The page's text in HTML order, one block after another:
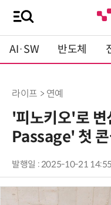
AI·SW 반도체
라이프 > 연예
'피노키오'로
Passage' 첫
발행일 : 2025-10-21 14:55